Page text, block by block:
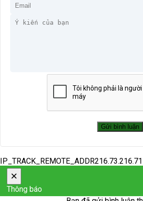
×
Thông báo